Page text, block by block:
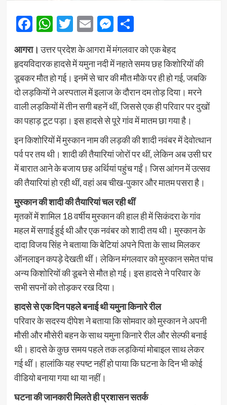
Facebook
WhatsApp
Twitter
EmailMessenger
Share
आगरा। उत्तर प्रदेश के आगरा में मंगलवार को एक बेहद
हृदयविदारक हादसे में यमुना नदी में नहाते समय छह किशोरियों की
डूबकर मौत हो गई। इनमें से चार की मौत मौके पर ही हो गई, जबकि
दो लड़कियों ने अस्पताल में इलाज के दौरान दम तोड़ दिया। मरने
वाली लड़कियों में तीन सगी बहनें थीं, जिससे एक ही परिवार पर दुखों
का पहाड़ टूट पड़ा। इस हादसे से पूरे गांव में मातम छा गया है।
इन किशोरियों में मुस्कान नाम की लड़की की शादी नवंबर में देवोत्थान
पर्व पर तय थी। शादी की तैयारियां जोरों पर थीं, लेकिन अब उसी घर
में बारात आने के बजाय छह अर्थियां पहुंच गईं। जिस आंगन में उत्सव
की तैयारियां हो रही थीं, वहां अब चीख-पुकार और मातम पसरा है।
मुस्कान की शादी की तैयारियां चल रही थीं
मृतकों में शामिल 18 वर्षीय मुस्कान की हाल ही में सिकंदरा के गांव
महल में सगाई हुई थी और एक नवंबर को शादी तय थी। मुस्कान के
दादा विजय सिंह ने बताया कि बेटियां अपने पिता के साथ मिलकर
ऑनलाइन कपड़े देखती थीं। लेकिन मंगलवार को मुस्कान समेत पांच
अन्य किशोरियों की डूबने से मौत हो गई। इस हादसे ने परिवार के
सभी सपनों को तोड़कर रख दिया।
हादसे से एक दिन पहले बनाई थी यमुना किनारे रील
परिवार के सदस्य दीपेश ने बताया कि सोमवार को मुस्कान ने अपनी
मौसी और मौसेरी बहन के साथ यमुना किनारे रील और सेल्फी बनाई
थी। हादसे के कुछ समय पहले तक लड़कियां मोबाइल साथ लेकर
गई थीं। हालांकि यह स्पष्ट नहीं हो पाया कि घटना के दिन भी कोई
वीडियो बनाया गया था या नहीं।
घटना की जानकारी मिलते ही प्रशासन सतर्क